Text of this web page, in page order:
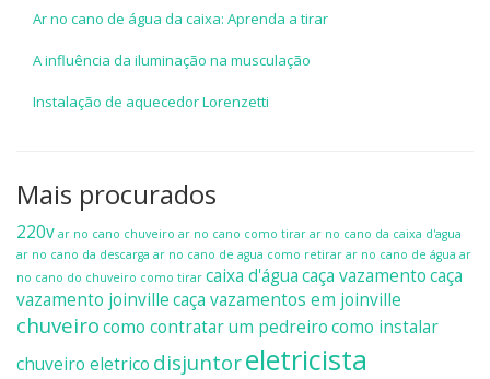
Ar no cano de água da caixa: Aprenda a tirar
A influência da iluminação na musculação
Instalação de aquecedor Lorenzetti
Mais procurados
220v ar no cano chuveiro ar no cano como tirar ar no cano da caixa d'agua
ar no cano da descarga ar no cano de agua como retirar ar no cano de água ar
no cano do chuveiro como tirar caixa d'águacaça vazamentocaça
vazamento joinvillecaça vazamentos em joinville
chuveirocomo contratar um pedreirocomo instalar
chuveiro eletrico disjuntoreletricista